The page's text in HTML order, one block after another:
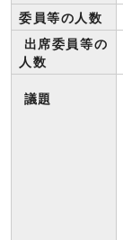
委員等の人数
出席委員等の
人数
議題